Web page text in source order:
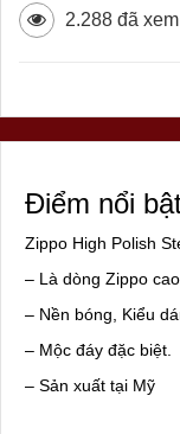
2.288 đã xem
Điểm nổi
Zippo High Polish
– Là dòng Zippo
– Nền bóng, Kiểu
– Mộc đáy đặc biệt.
– Sản xuất tại Mỹ
– Hàng cao cấp